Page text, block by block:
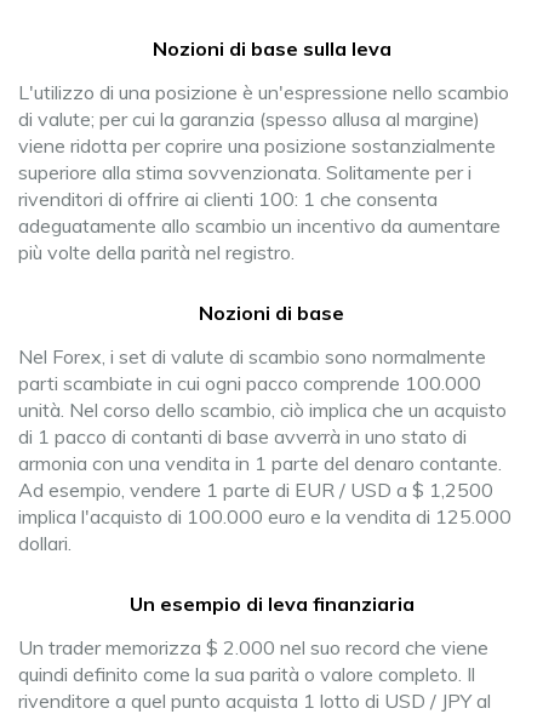
Nozioni di base sulla leva
L'utilizzo di una posizione è un'espressione nello scambio
di valute; per cui la garanzia (spesso allusa al margine)
viene ridotta per coprire una posizione sostanzialmente
superiore alla stima sovvenzionata. Solitamente per i
rivenditori di offrire ai clienti 100: 1 che consenta
adeguatamente allo scambio un incentivo da aumentare
più volte della parità nel registro.
Nozioni di base
Nel Forex, i set di valute di scambio sono normalmente
parti scambiate in cui ogni pacco comprende 100.000
unità. Nel corso dello scambio, ciò implica che un acquisto
di 1 pacco di contanti di base avverrà in uno stato di
armonia con una vendita in 1 parte del denaro contante.
Ad esempio, vendere 1 parte di EUR / USD a $ 1,2500
implica l'acquisto di 100.000 euro e la vendita di 125.000
dollari.
Un esempio di leva finanziaria
Un trader memorizza $ 2.000 nel suo record che viene
quindi definito come la sua parità o valore completo. Il
rivenditore a quel punto acquista 1 lotto di USD / JPY al